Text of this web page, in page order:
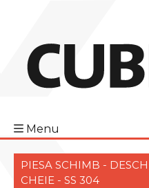
Menu
PIESA SCHIMB -
CHEIE - SS 304